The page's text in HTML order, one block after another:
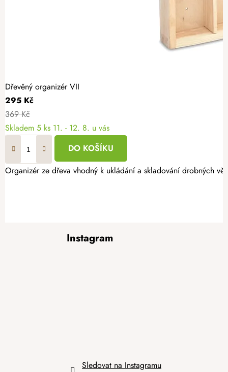
Dřevěný organizér VII
295 Kč
369 Kč
Skladem 5 ks 11. - 12. 8. u vás
DO KOŠÍKU
Organizér ze dřeva vhodný k ukládání a skladování drobných
Instagram
Sledovat na Instagramu